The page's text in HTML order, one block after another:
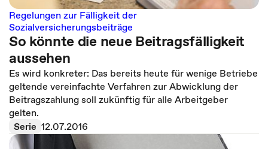
Regelungen zur Fälligkeit der
Sozialversicherungsbeiträge
So könnte die neue Beitragsfälligkeit
aussehen
Es wird konkreter: Das bereits heute für wenige Betriebe
geltende vereinfachte Verfahren zur Abwicklung der
Beitragszahlung soll zukünftig für alle Arbeitgeber
gelten.
Serie 12.07.2016